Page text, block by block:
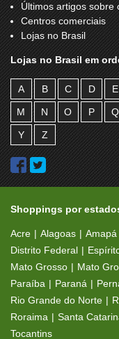
Últimos artigos sobre
Centros comerciais
Lojas no Brasil
Lojas no Brasil em
A B C D E
M N O P Q
Y Z
Shoppings por
Acre Alagoas Amapá
Distrito Federal
Mato Grosso
Mato
Paraíba
Paraná
Rio Grande do Norte
Roraima
Santa
Tocantins